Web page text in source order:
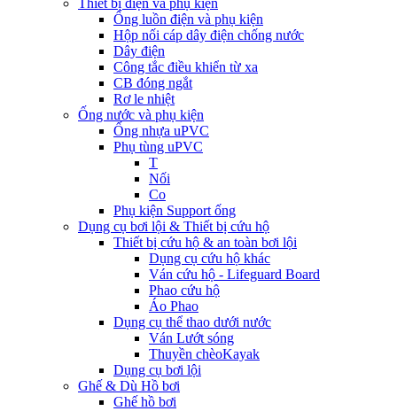
Thiết bị điện và phụ kiện
Ống luồn điện và phụ kiện
Hộp nối cáp dây điện chống nước
Dây điện
Công tắc điều khiển từ xa
CB đóng ngắt
Rơ le nhiệt
Ống nước và phụ kiện
Ống nhựa uPVC
Phụ tùng uPVC
T
Nối
Co
Phụ kiện Support ống
Dụng cụ bơi lội & Thiết bị cứu hộ
Thiết bị cứu hộ & an toàn bơi lội
Dụng cụ cứu hộ khác
Ván cứu hộ - Lifeguard Board
Phao cứu hộ
Áo Phao
Dụng cụ thể thao dưới nước
Ván Lướt sóng
Thuyền chèoKayak
Dụng cụ bơi lội
Ghế & Dù Hồ bơi
Ghế hồ bơi